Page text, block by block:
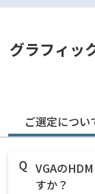
グラフィッ
ご選定につい
VGAの
すか？